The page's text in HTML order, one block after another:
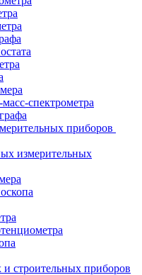
спектрометра
приборов
измерительных
и строительных приборов